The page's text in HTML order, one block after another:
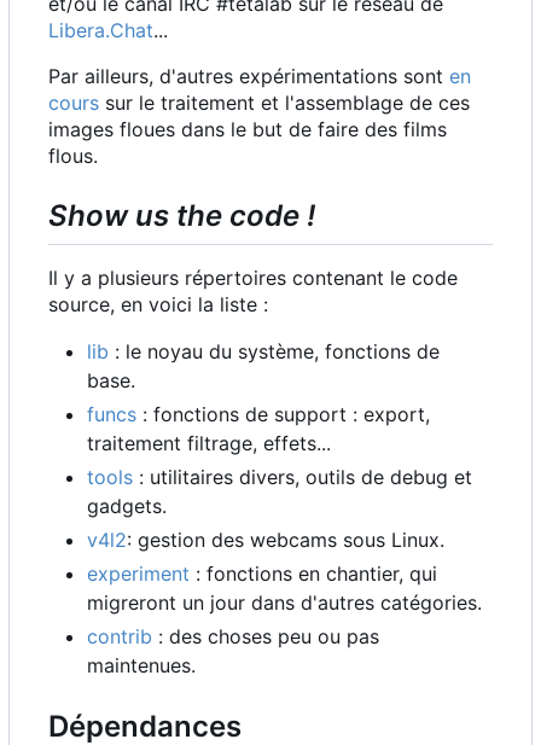
Libera.Chat...
Par ailleurs, d'autres expérimentations sont en
cours sur le traitement et l'assemblage de ces
images floues dans le but de faire des films
flous.
Show us the code !
Il y a plusieurs répertoires contenant le code
source, en voici la liste :
lib : le noyau du système, fonctions de
base.
funcs : fonctions de support : export,
traitement filtrage, effets...
tools : utilitaires divers, outils de debug et
gadgets.
v4l2: gestion des webcams sous Linux.
experiment : fonctions en chantier, qui
migreront un jour dans d'autres catégories.
contrib : des choses peu ou pas
maintenues.
Dépendances